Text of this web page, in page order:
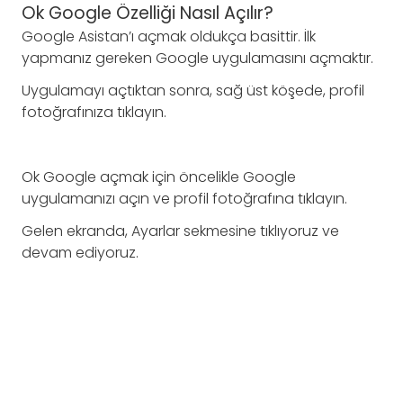
Ok Google Özelliği Nasıl Açılır?
Google Asistan’ı açmak oldukça basittir. İlk
yapmanız gereken Google uygulamasını açmaktır.
Uygulamayı açtıktan sonra, sağ üst köşede, profil
fotoğrafınıza tıklayın.
Ok Google açmak için öncelikle Google
uygulamanızı açın ve profil fotoğrafına tıklayın.
Gelen ekranda, Ayarlar sekmesine tıklıyoruz ve
devam ediyoruz.